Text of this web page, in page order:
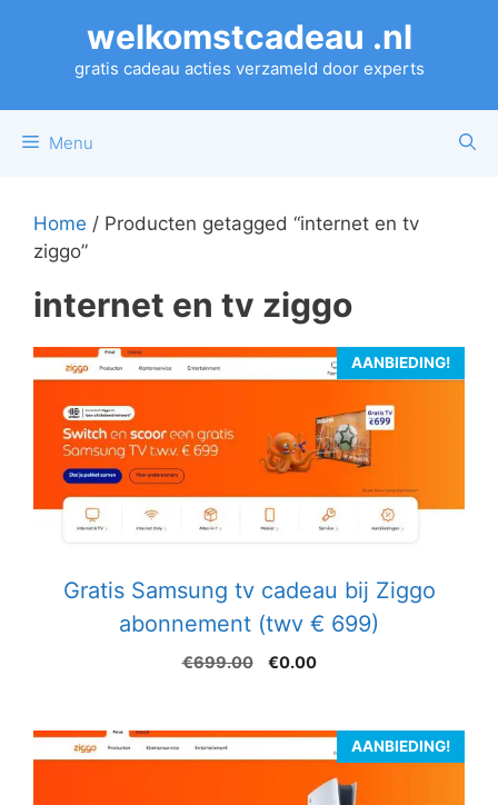
welkomstcadeau .nl
gratis cadeau acties verzameld door experts
Menu
Home / Producten getagged “internet en tv
ziggo”
internet en tv ziggo
AANBIEDING!
Gratis Samsung tv cadeau bij Ziggo
abonnement (twv € 699)
€699.00
Oorspronkelijke
€699.00.
€0.00Huidige
€0.00.
AANBIEDING!